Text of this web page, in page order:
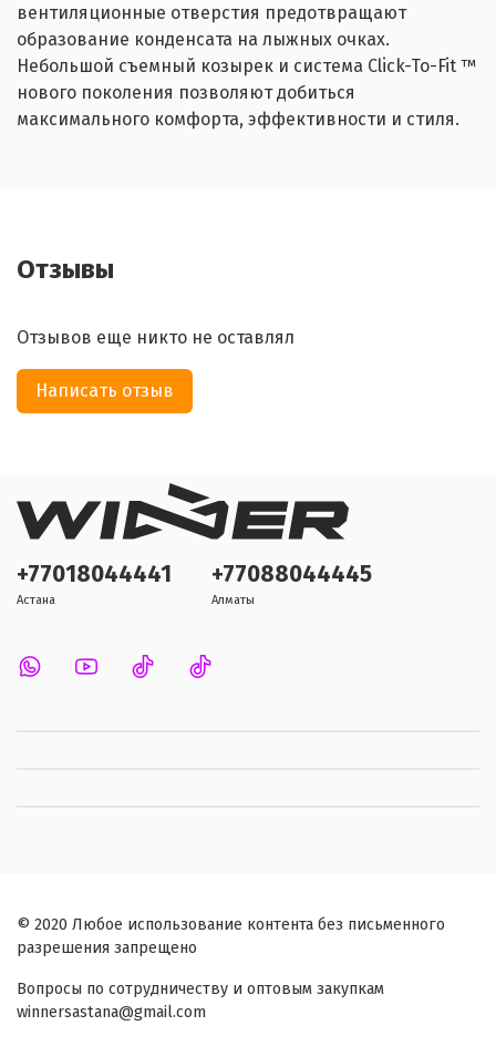
вентиляционные отверстия предотвращают
образование конденсата на лыжных очках.
Небольшой съемный козырек и система Click-To-Fit ™
нового поколения позволяют добиться
максимального комфорта, эффективности и стиля.
Отзывы
Отзывов еще никто не оставлял
Написать отзыв
+77018044441
Астана
+77088044445
Алматы
© 2020 Любое использование контента без письменного
разрешения запрещено
Вопросы по сотрудничеству и оптовым закупкам
winnersastana@gmail.com